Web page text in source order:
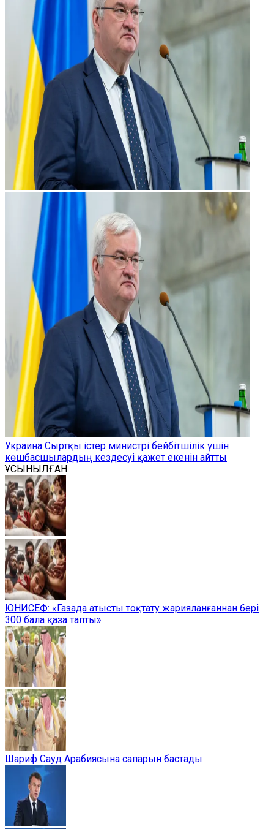
Украина Сыртқы істер министрі бейбітшілік үшін
көшбасшылардың кездесуі қажет екенін айтты
ҰСЫНЫЛҒАН
ЮНИСЕФ: «Газада атысты тоқтату жарияланғаннан бері
300 бала қаза тапты»
Шариф Сауд Арабиясына сапарын бастады